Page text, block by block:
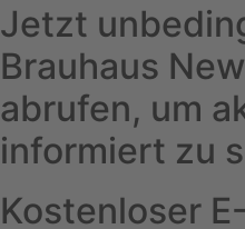
Jetzt
Brauhaus
abrufen, um
informiert zu
Kostenloser